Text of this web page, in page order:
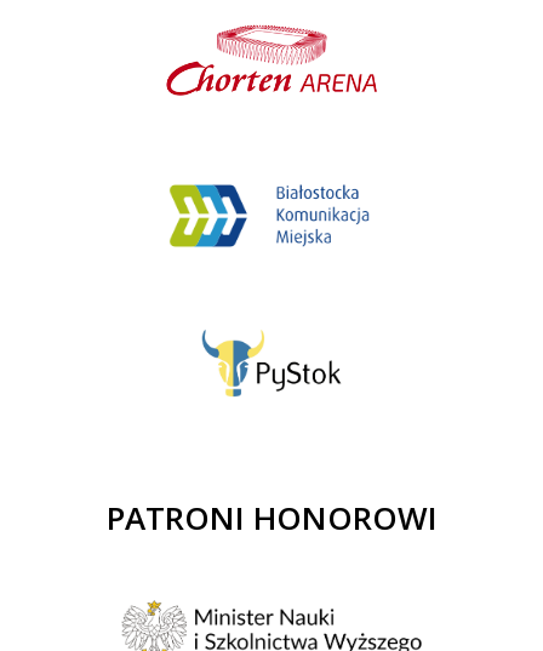
PATRONI HONOROWI